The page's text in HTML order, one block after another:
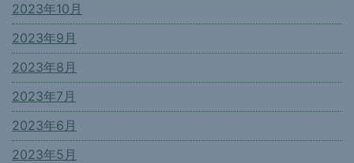
2023年10月
2023年9月
2023年8月
2023年7月
2023年6月
2023年5月